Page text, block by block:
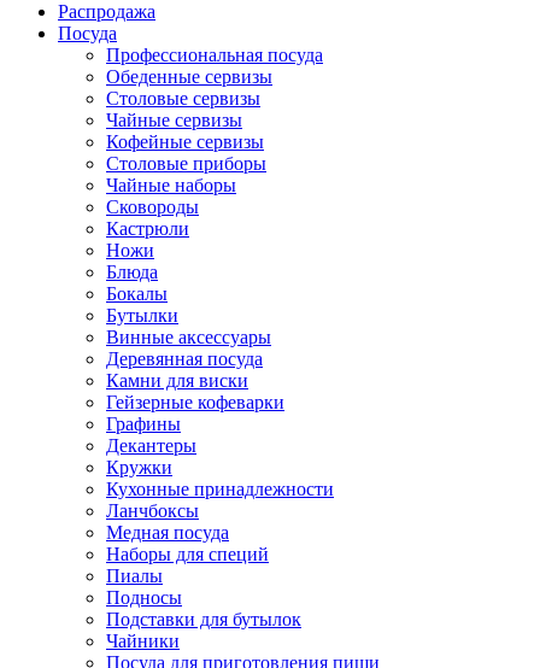
Распродажа
Посуда
Профессиональная посуда
Обеденные сервизы
Столовые сервизы
Чайные сервизы
Кофейные сервизы
Столовые приборы
Чайные наборы
Сковороды
Кастрюли
Ножи
Блюда
Бокалы
Бутылки
Винные аксессуары
Деревянная посуда
Камни для виски
Гейзерные кофеварки
Графины
Декантеры
Кружки
Кухонные принадлежности
Ланчбоксы
Медная посуда
Наборы для специй
Пиалы
Подносы
Подставки для бутылок
Чайники
Посуда для приготовления пищи